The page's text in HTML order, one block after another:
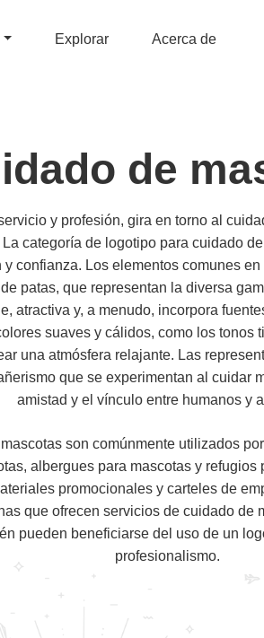
Explorar Acerca de
de
y profesión, gira en torno al
categoría de logotipo para cuidado
confianza. Los elementos comunes
patas, que representan la diversa
atractiva y, a menudo, incorpora
suaves y cálidos, como los tonos
una atmósfera relajante. Las
que se experimentan al cuidar
amistad y el vínculo entre humanos y
son comúnmente utilizados
albergues para mascotas y
promocionales y carteles de
que ofrecen servicios de cuidado de
pueden beneficiarse del uso de un
profesionalismo.